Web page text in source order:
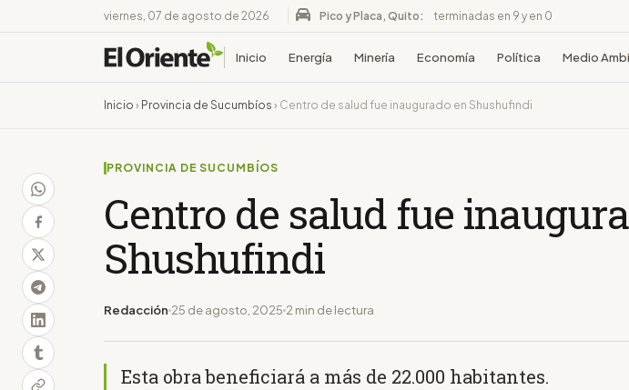
viernes, 07 de agosto de 2026 Pico y Placa, Quito: terminadas en 9 y en 0
Inicio Energía Minería Economía Política Medio
Inicio › Provincia de Sucumbíos › Centro de salud fue inaugurado en Shushufindi
PROVINCIA DE SUCUMBÍOS
Centro de salud fue
Shushufindi
Redacción 25 de agosto, 2025 2 min de lectura
Esta obra beneficiará a más de 22.000 habitantes.